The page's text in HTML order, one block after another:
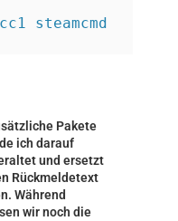
steamcmd
Pakete
ich darauf
und ersetzt
Rückmeldetext
Während
wir noch die